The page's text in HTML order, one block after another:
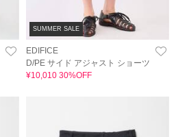
SUMMER SALE
EDIFICE
D/PE サイド アジャスト ショーツ
¥10,010 30%OFF